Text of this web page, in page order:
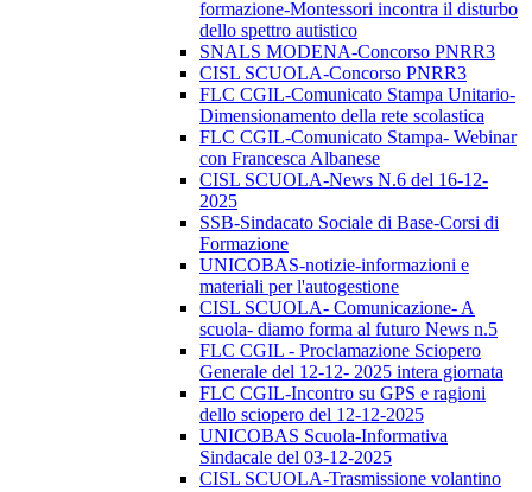
formazione-Montessori incontra il disturbo
dello spettro autistico
SNALS MODENA-Concorso PNRR3
CISL SCUOLA-Concorso PNRR3
FLC CGIL-Comunicato Stampa Unitario-
Dimensionamento della rete scolastica
FLC CGIL-Comunicato Stampa- Webinar
con Francesca Albanese
CISL SCUOLA-News N.6 del 16-12-
2025
SSB-Sindacato Sociale di Base-Corsi di
Formazione
UNICOBAS-notizie-informazioni e
materiali per l'autogestione
CISL SCUOLA- Comunicazione- A
scuola- diamo forma al futuro News n.5
FLC CGIL - Proclamazione Sciopero
Generale del 12-12- 2025 intera giornata
FLC CGIL-Incontro su GPS e ragioni
dello sciopero del 12-12-2025
UNICOBAS Scuola-Informativa
Sindacale del 03-12-2025
CISL SCUOLA-Trasmissione volantino